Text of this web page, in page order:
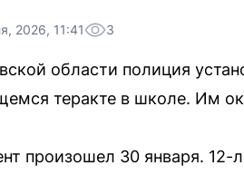
2026, 11:41 3
области полиция
теракте в школе. Им
произошел 30 января. 12-